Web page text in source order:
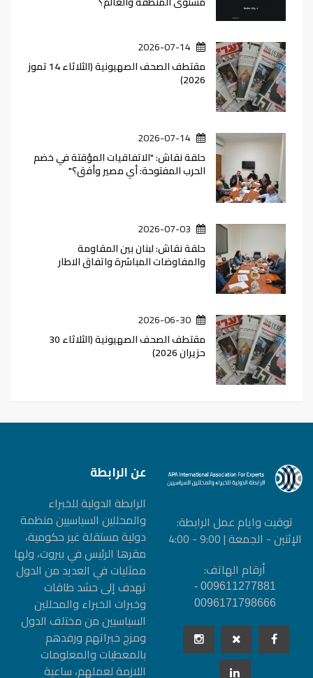
2026-07-14
مقتطف الصحف الصهيونية (الثلاثاء 14 تموز
2026)
2026-07-14
حلقة نقاش: "الاتفاقيات المؤقتة في خضم
الحرب المفتوحة: أي مصير وأفق؟"
2026-07-03
حلقة نقاش: لبنان بين المقاومة
والمفاوضات المباشرة واتفاق الاطار
2026-06-30
مقتطف الصحف الصهيونية (الثلاثاء 30
حزيران 2026)
توقيت وايام عمل الرابطة:
الإثنين - الجمعة | 9:00 - 4:00
أرقام الهاتف:
009611277881 -
0096171798666
عن الرابطة
الرابطة الدولیة للخبراء
والمحللین السیاسیین منظمة
دولیة مستقلة غیر حكومیة،
مقرها الرئيس في بيروت، ولها
ممثليات في العديد من الدول
تهدف إلى حشد طاقات
وخبرات الخبراء والمحللين
السياسيين من مختلف الدول
ومزج خبراتهم ورفدهم
بالمعطيات والمعلومات
اللازمة لعملهم، ساعية